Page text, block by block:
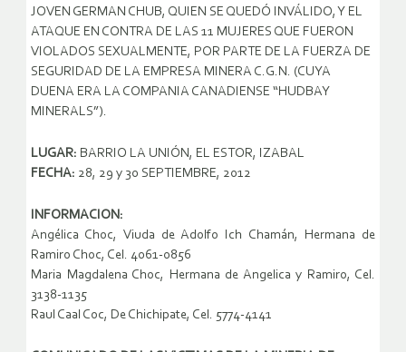
JOVEN GERMAN CHUB, QUIEN SE QUEDÓ INVÁLIDO, Y EL
ATAQUE EN CONTRA DE LAS 11 MUJERES QUE FUERON
VIOLADOS SEXUALMENTE, POR PARTE DE LA FUERZA DE
SEGURIDAD DE LA EMPRESA MINERA C.G.N. (CUYA
DUENA ERA LA COMPANIA CANADIENSE “HUDBAY
MINERALS”).
LUGAR: BARRIO LA UNIÓN, EL ESTOR, IZABAL
FECHA: 28, 29 y 30 SEPTIEMBRE, 2012
INFORMACION:
Angélica Choc, Viuda de Adolfo Ich Chamán, Hermana de
Ramiro Choc, Cel. 4061-0856
Maria Magdalena Choc, Hermana de Angelica y Ramiro, Cel.
3138-1135
Raul Caal Coc, De Chichipate, Cel. 5774-4141